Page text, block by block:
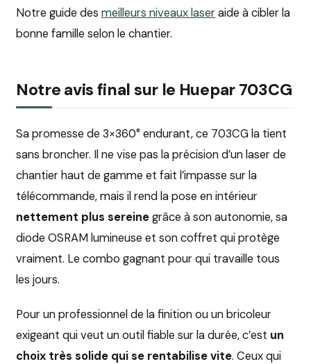
Notre guide des meilleurs niveaux laseraide à cibler la
bonne famille selon le chantier.
Notre avis final sur le Huepar 703CG
Sa promesse de 3×360° endurant, ce 703CG la tient
sans broncher. Il ne vise pas la précision d’un laser de
chantier haut de gamme et fait l’impasse sur la
télécommande, mais il rend la pose en intérieur
nettement plus sereinegrâce à son autonomie, sa
diode OSRAM lumineuse et son coffret qui protège
vraiment. Le combo gagnant pour qui travaille tous
les jours.
Pour un professionnel de la finition ou un bricoleur
exigeant qui veut un outil fiable sur la durée, c’est un
choix très solide qui se rentabilise vite. Ceux qui